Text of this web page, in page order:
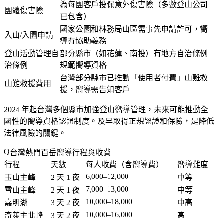
團體傷害險
為每團客戶投保意外傷害險（多數登山公司
已包含）
入山/入園申請
國家公園和林務局山區需事先申請許可，嚮
導有協助義務
登山活動管理自
治條例
部分縣市（如花蓮、南投）有地方自治條例
規範嚮導資格
山難救援費用
台灣部分縣市已推動「使用者付費」山難救
援，嚮導需告知客戶
2024 年起台灣多個縣市加強登山嚮導管理，未來可能推動全
國性的嚮導資格認證制度。及早取得正規認證和保險，是降低
法律風險的關鍵。
台灣熱門百岳嚮導行程與收費
行程
天數 每人收費（含嚮導費）
嚮導難度
玉山主峰
2 天 1 夜 6,000–12,000
中等
雪山主峰
2 天 1 夜 7,000–13,000
中等
嘉明湖
3 天 2 夜 10,000–18,000
中高
奇萊主北峰
3 天 2 夜 10,000–16,000 高